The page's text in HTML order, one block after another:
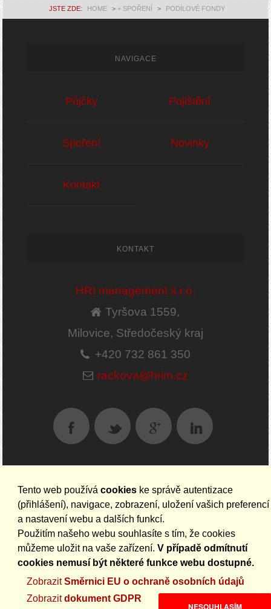
JSTE ZDE: HOME > + SPOŘENÍ > PODÍLOVÉ FONDY
NAVIGACE
Půjčky Pojištění
Spoření Novinky
Kontakt
KONTAKT
HRI management s.r.o.
Tyršova 1559,
Milovice, Středočeský kraj
+420 732 861 350
rackova@hrim.cz
AKTUALITY NA EMAIL
Tento web používá cookies ke správě autentizace
(přihlášení), navigace, zobrazení, uložení vašich preferencí
a nastavení webu a dalších funkcí.
Použitím našeho webu souhlasíte s tím, že cookies
můžeme uložit na vaše zařízení. V případě odmítnutí
cookies nemusí být některé funkce webu dostupné.
ZobrazitSměrnici EU o ochraně osobních údajů
Zobrazitdokument GDPR
NESOUHLASÍM